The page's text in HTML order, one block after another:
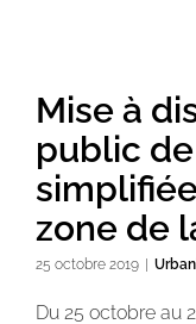
Mise à
public
zone de
25 octobre 2019
Du 25 octobre au